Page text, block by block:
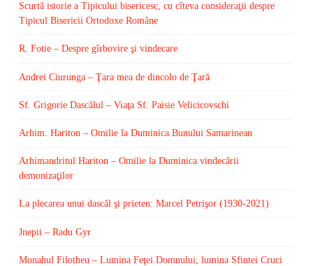
Scurtă istorie a Tipicului bisericesc, cu cîteva consideraţii despre
Tipicul Bisericii Ortodoxe Române
R. Fotie – Despre gîrbovire şi vindecare
Andrei Ciurunga – Ţara mea de dincolo de Ţară
Sf. Grigorie Dascălul – Viaţa Sf. Paisie Velicicovschi
Arhim. Hariton – Omilie la Duminica Bunului Samarinean
Arhimandritul Hariton – Omilie la Duminica vindecării
demonizaţilor
La plecarea unui dascăl şi prieten: Marcel Petrişor (1930-2021)
Jnepii – Radu Gyr
Monahul Filotheu – Lumina Feţei Domnului, lumina Sfintei Cruci